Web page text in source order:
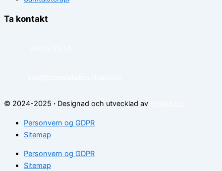
Ta kontakt
© 2024-2025 · Designad och utvecklad av
Personvern og GDPR
Sitemap
Personvern og GDPR
Sitemap